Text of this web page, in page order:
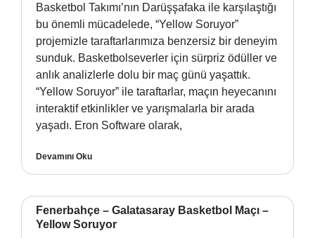
Basketbol Takımı’nın Darüşşafaka ile karşılaştığı
bu önemli mücadelede, “Yellow Soruyor”
projemizle taraftarlarımıza benzersiz bir deneyim
sunduk. Basketbolseverler için sürpriz ödüller ve
anlık analizlerle dolu bir maç günü yaşattık.
“Yellow Soruyor” ile taraftarlar, maçın heyecanını
interaktif etkinlikler ve yarışmalarla bir arada
yaşadı. Eron Software olarak,
Devamını Oku
Fenerbahçe – Galatasaray Basketbol Maçı –
Yellow Soruyor